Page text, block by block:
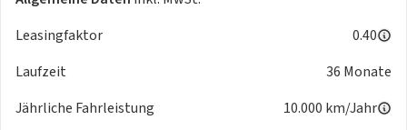
-Aussenspiegel elektr. verstell- und heizbar
-Klimaautomatik 2-Zonen
-Knieairbag Fahrerseite
Leasingfaktor
0.40
Laufzeit
36 Monate
Jährliche Fahrleistung
10.000 km/Jahr